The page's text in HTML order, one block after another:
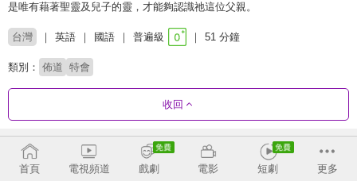
是唯有藉著聖靈及兒子的靈，才能夠認識祂這位父親。
台灣 英語 國語 普遍級 51 分鐘
類別： 佈道 特會
收回
劇集列表 反序
首頁 電視頻道 戲劇 電影 短劇 更多